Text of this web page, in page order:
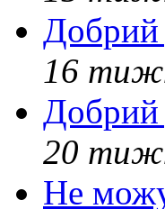
Добрий
16
Добрий
20
Не можу